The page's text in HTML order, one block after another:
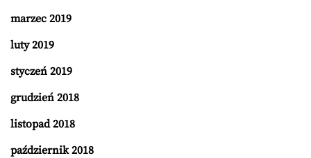
marzec 2019
luty 2019
styczeń 2019
grudzień 2018
listopad 2018
październik 2018